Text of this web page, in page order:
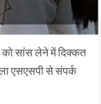
को सांस लेने में दिक्कत
एसएसपी से संपर्क